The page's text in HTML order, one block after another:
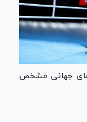
جهانی مشخص